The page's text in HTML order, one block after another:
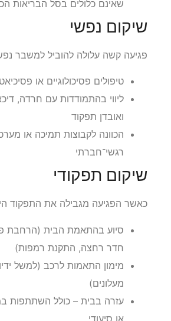
השתתפות במימון טיפולים או
שאינם כלולים בסל הבריאות
שיקום נפשי
פגיעה קשה עלולה להוביל למשבר
טיפולים פסיכולוגיים או
ליווי בהתמודדות עם חרדה,
ואובדן תפקוד
הכוונה לקבוצות תמיכה או
רגשי־חברתי
שיקום תפקודי
כאשר הפגיעה מגבילה את התפקוד
סיוע בהתאמת הבית (הרחבת
חדר רחצה, התקנת רמפות)
מימון התאמות לרכב (למשל
מעלונים)